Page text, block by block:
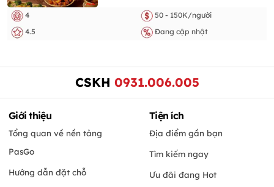
4
50 - 150K/người
4.5
Đang cập nhật
CSKH 0931.006.005
Giới thiệu
Tổng quan về nền tảng
PasGo
Hướng dẫn đặt chỗ
Tiện ích
Địa điểm gần bạn
Tìm kiếm ngay
Ưu đãi đang Hot